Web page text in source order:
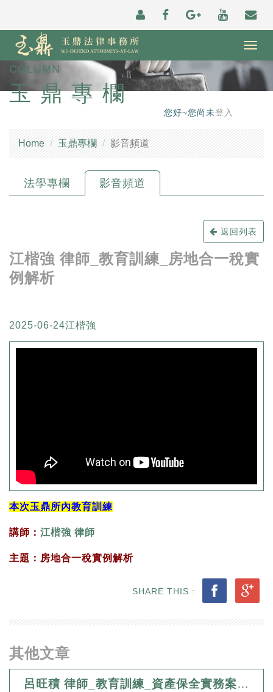
COLUMN
玉鼎專欄
您好~您尚未登入
Home 玉鼎專欄 影音頻道
法學專欄 影音頻道
返回列表
江楷強 律師_教育訓練_房地合一稅實
例解析
2025-06-24江楷強
本次玉鼎所內教育訓練
講師： 江楷強 律師
主題：房地合一稅實例解析
SHARE THIS :
其他文章
呂旺積 律師_教育訓練_資產保全實務案例剖析